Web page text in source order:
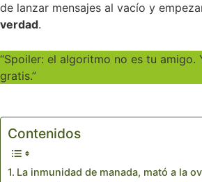
de lanzar mensajes al vacío y
verdad.
“Spoiler: el algoritmo no es tu amigo.
gratis.”
Contenidos
La inmunidad de manada, mató a la